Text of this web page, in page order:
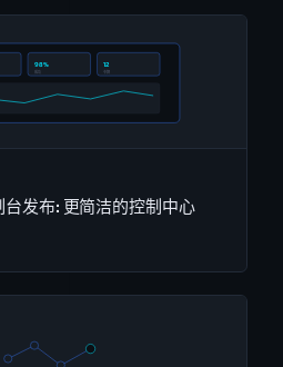
发布: 更简洁的控制中心